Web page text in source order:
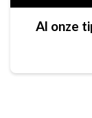
Al onze